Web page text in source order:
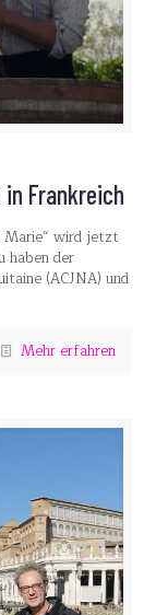
in Frankreich
Marie“ wird jetzt
haben der
(ACJNA) und
Mehr erfahren